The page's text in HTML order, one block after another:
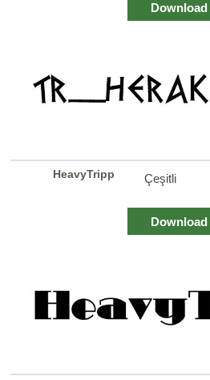
Download
HeavyTripp Çeşitli
Download